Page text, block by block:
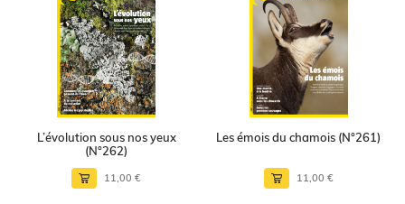
L’évolution sous nos yeux
(N°262)
11,00 €
Les émois du chamois (N°261)
11,00 €